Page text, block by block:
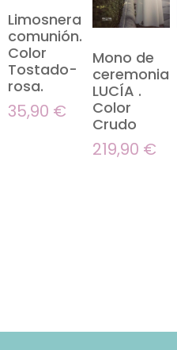
Limosnera
comunión.
Color
Tostado-
rosa.
35,90 €
Mono de
ceremonia
LUCÍA .
Color
Crudo
219,90 €